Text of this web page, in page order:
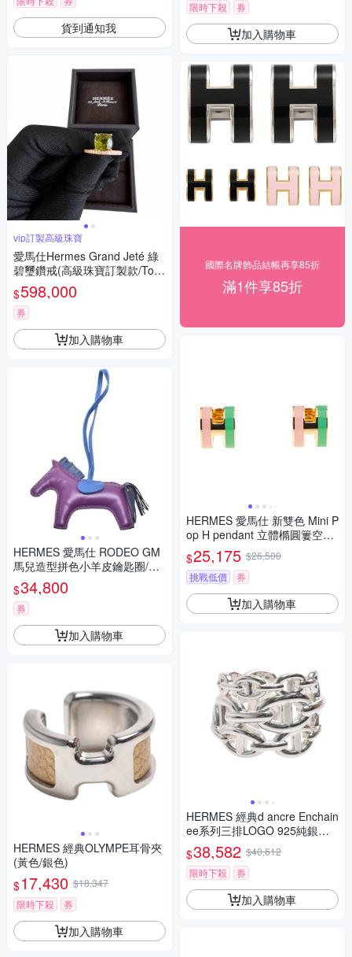
貨到通知我
vip訂製高級珠寶
愛馬仕Hermes Grand Jeté 綠
碧璽鑽戒(高級珠寶訂製款/Tour
Verte綠碧璽GM/鑽石/18K)
$598,000
券
加入購物車
HERMES 愛馬仕 RODEO GM
馬兒造型拼色小羊皮鑰匙圈/吊
飾(大-深紫/深藍/藏藍)
$34,800
券
加入購物車
HERMES 經典OLYMPE耳骨夾
(黃色/銀色)
$17,430 $18,347
限時下殺
券
加入購物車
限時下殺 券
加入購物車
國際名牌飾品結帳再享85折
滿1件享85折
HERMES 愛馬仕 新雙色 Mini P
op H pendant 立體橢圓簍空穿
式耳環 (MALABAR/淺金)
$25,175 $26,500
挑戰低價
券
加入購物車
HERMES 經典d ancre Enchain
ee系列三排LOGO 925純銀戒
指(#58)
$38,582 $40,612
限時下殺
券
加入購物車